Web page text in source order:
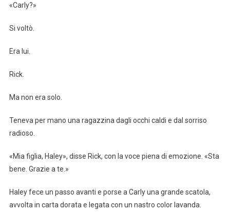
«Carly?»
Si voltò.
Era lui.
Rick.
Ma non era solo.
Teneva per mano una ragazzina dagli occhi caldi e dal sorriso
radioso.
«Mia figlia, Haley», disse Rick, con la voce piena di emozione. «Sta
bene. Grazie a te.»
Haley fece un passo avanti e porse a Carly una grande scatola,
avvolta in carta dorata e legata con un nastro color lavanda.